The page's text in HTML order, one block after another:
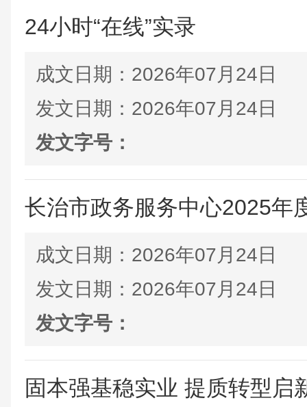
24小时“在线”实录
成文日期： 2026年07月24日
发文日期： 2026年07月24日
发文字号：
长治市政务服务中心2025年
成文日期： 2026年07月24日
发文日期： 2026年07月24日
发文字号：
固本强基稳实业 提质转型